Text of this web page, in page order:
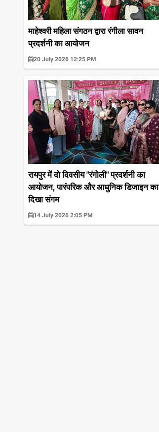
माहेश्वरी महिला संगठन द्वारा रंगीला सावन
प्रदर्शनी का आयोजन
20 July 2026 12:25 PM
रायपुर में दो दिवसीय "रंगोली" प्रदर्शनी का
आयोजन, पारंपरिक और आधुनिक डिजाइन का
दिखा संगम
14 July 2026 2:05 PM